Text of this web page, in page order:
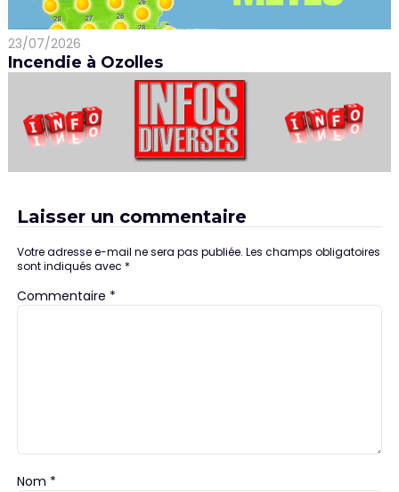
23/07/2026
Incendie à Ozolles
Laisser un commentaire
Votre adresse e-mail ne sera pas publiée. Les champs obligatoires
sont indiqués avec *
Commentaire *
Nom *